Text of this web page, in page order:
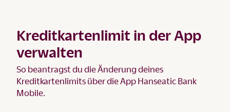
Kreditkartenlimit in der App
verwalten
So beantragst du die Änderung deines
Kreditkartenlimits über die App Hanseatic Bank
Mobile.